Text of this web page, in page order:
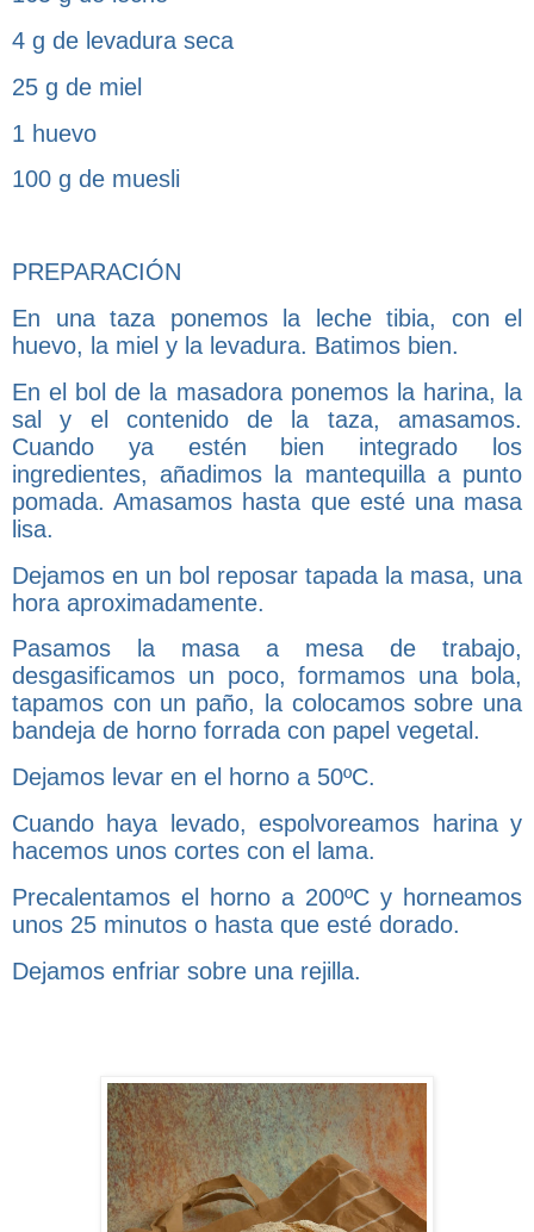
4 g de levadura seca
25 g de miel
1 huevo
100 g de muesli
PREPARACIÓN
En una taza ponemos la leche tibia, con el
huevo, la miel y la levadura. Batimos bien.
En el bol de la masadora ponemos la harina, la
sal y el contenido de la taza, amasamos.
Cuando ya estén bien integrado los
ingredientes, añadimos la mantequilla a punto
pomada. Amasamos hasta que esté una masa
lisa.
Dejamos en un bol reposar tapada la masa, una
hora aproximadamente.
Pasamos la masa a mesa de trabajo,
desgasificamos un poco, formamos una bola,
tapamos con un paño, la colocamos sobre una
bandeja de horno forrada con papel vegetal.
Dejamos levar en el horno a 50ºC.
Cuando haya levado, espolvoreamos harina y
hacemos unos cortes con el lama.
Precalentamos el horno a 200ºC y horneamos
unos 25 minutos o hasta que esté dorado.
Dejamos enfriar sobre una rejilla.